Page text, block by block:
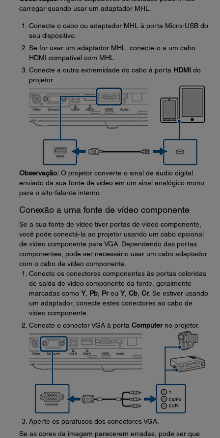
carregar quando usar um adaptador MHL.
Conecte o cabo ou adaptador MHL à porta Micro-USB do
seu dispositivo.
Se for usar um adaptador MHL, conecte-o a um cabo
HDMI compatível com MHL.
Conecte a outra extremidade do cabo à porta HDMI do
projetor.
Observação: O projetor converte o sinal de áudio digital
enviado da sua fonte de vídeo em um sinal analógico mono
para o alto-falante interno.
Conexão a uma fonte de vídeo componente
Se a sua fonte de vídeo tiver portas de vídeo componente,
você pode conectá-la ao projetor usando um cabo opcional
de vídeo componente para VGA. Dependendo das portas
componentes, pode ser necessário usar um cabo adaptador
com o cabo de vídeo componente.
Conecte os conectores componentes às portas coloridas
de saída de vídeo componente da fonte, geralmente
marcadas como Y, Pb Prou Y, Cb Cr. Se estiver usando
um adaptador, conecte estes conectores ao cabo de
vídeo componente.
Conecte o conector VGA à porta Computerno projetor.
Aperte os parafusos dos conectores VGA.
Se as cores da imagem parecerem erradas, pode ser que